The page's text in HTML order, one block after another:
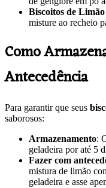
Biscoitos de
misture ao recheio
Como
Antecedência
Para garantir que seus
saborosos:
Armazenamento:
geladeira por até 5
Fazer com
mistura de limão
geladeira e asse